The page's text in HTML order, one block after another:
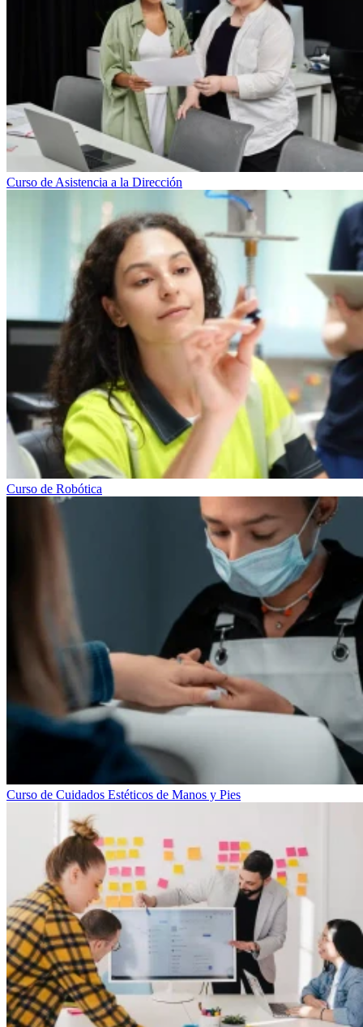
Curso de Asistencia a la Dirección
Curso de Robótica
Curso de Cuidados Estéticos de Manos y Pies